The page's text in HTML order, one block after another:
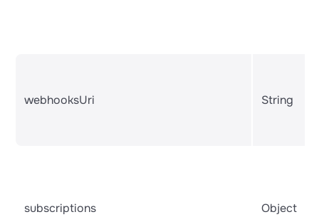
webhooksUri String
subscriptions Object